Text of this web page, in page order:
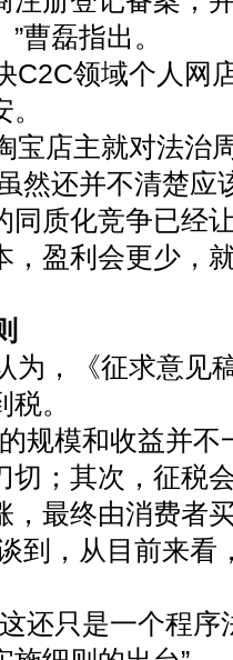
曹磊指出。
C2C领域个人网
宝店主就对法治
然还并不清楚应
同质化竞争已经
，盈利会更少，
为，《征求意见
。
规模和收益并
切；其次，征税
，最终由消费者
到，从目前来看
还只是一个程